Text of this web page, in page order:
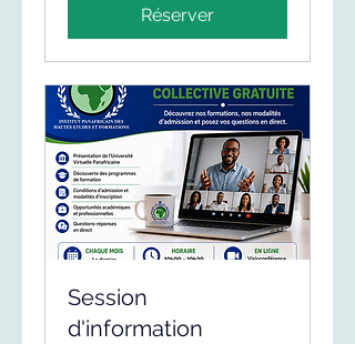
Réserver
Session
d'information